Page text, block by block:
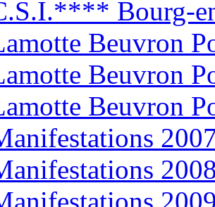
Bourg-
Beuvron
Beuvron
Beuvron